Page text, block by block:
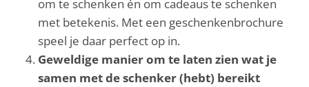
om te schenken én om cadeaus te schenken
met betekenis. Met een geschenkenbrochure
speel je daar perfect op in.
Geweldige manier om te laten zien wat je
samen met de schenker (hebt) bereikt